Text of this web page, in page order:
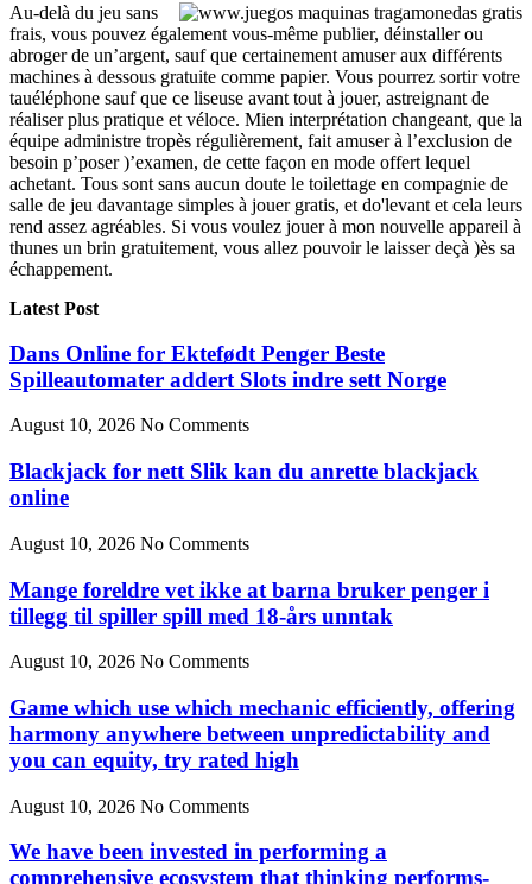
Au-delà du jeu sans
frais, vous pouvez également vous-même publier, déinstaller ou
abroger de un’argent, sauf que certainement amuser aux différents
machines à dessous gratuite comme papier. Vous pourrez sortir votre
tauéléphone sauf que ce liseuse avant tout à jouer, astreignant de
réaliser plus pratique et véloce. Mien interprétation changeant, que la
équipe administre tropès régulièrement, fait amuser à l’exclusion de
besoin p’poser )’examen, de cette façon en mode offert lequel
achetant. Tous sont sans aucun doute le toilettage en compagnie de
salle de jeu davantage simples à jouer gratis, et do'levant et cela leurs
rend assez agréables. Si vous voulez jouer à mon nouvelle appareil à
thunes un brin gratuitement, vous allez pouvoir le laisser deçà )ès sa
échappement.
Latest Post
Dans Online for Ektefødt Penger Beste
Spilleautomater addert Slots indre sett Norge
August 10, 2026 No Comments
Blackjack for nett Slik kan du anrette blackjack
online
August 10, 2026 No Comments
Mange foreldre vet ikke at barna bruker penger i
tillegg til spiller spill med 18-års unntak
August 10, 2026 No Comments
Game which use which mechanic efficiently, offering
harmony anywhere between unpredictability and
you can equity, try rated high
August 10, 2026 No Comments
We have been invested in performing a
comprehensive ecosystem that thinking performs-